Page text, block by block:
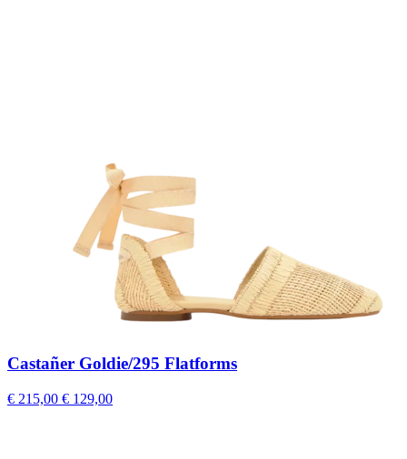
Castañer Goldie/295 Flatforms
€ 215,00 € 129,00